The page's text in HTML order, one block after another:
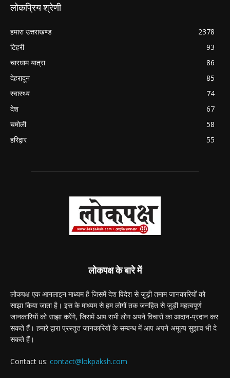
लोकप्रिय श्रेणी
हमारा उत्तराखण्ड
2378
टिहरी
93
चारधाम यात्रा
86
देहरादून
85
स्वास्थ्य
74
देश
67
चमोली
58
हरिद्वार
55
लोकपक्ष के बारे में
लोकपक्ष एक आनलाइन माध्यम है जिसमें देश विदेश से जुड़ी तमाम जानकारियों को
साझा किया जाता है। इस के माध्यम से हम लोगों तक जनहित से जुड़ी महत्वपूर्ण
जानकारियों को साझा करेंगे, जिसमें आप सभी लोग अपने विचारों का आदान-प्रदान कर
सकते हैं। हमारे द्वारा प्रस्तुत जानकारियों के सम्बन्ध में आप अपने अमूल्य सुझाव भी दे
सकते हैं।
Contact us: contact@lokpaksh.com